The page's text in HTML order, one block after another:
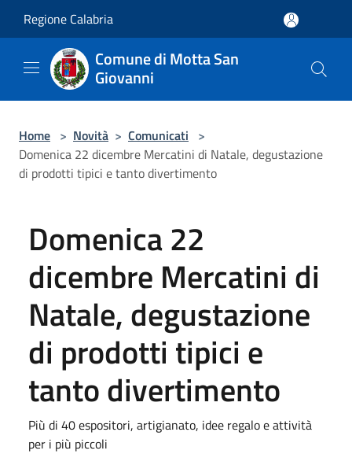
Regione Calabria
Comune di Motta San
Giovanni
Home > Novità > Comunicati >
Domenica 22 dicembre Mercatini di Natale, degustazione
di prodotti tipici e tanto divertimento
Domenica 22
dicembre Mercatini di
Natale, degustazione
di prodotti tipici e
tanto divertimento
Più di 40 espositori, artigianato, idee regalo e attività
per i più piccoli